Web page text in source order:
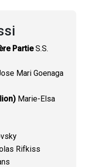
PartieS.S.
Mari Goenaga
Marie-Elsa
Rifkiss